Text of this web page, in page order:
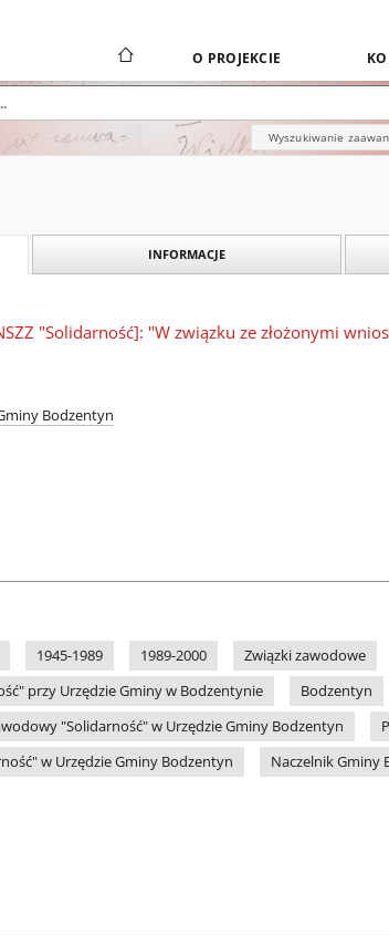
O PROJEKCIE
Wyszukiwanie
INFORMACJE
"Solidarność]: "W związku ze złożonymi
Bodzentyn
1945-1989 1989-2000
Związki zawodowe
przy Urzędzie Gminy w Bodzentynie
Bodzentyn
"Solidarność" w Urzędzie Gminy Bodzentyn
w Urzędzie Gminy Bodzentyn
Naczelnik Gminy